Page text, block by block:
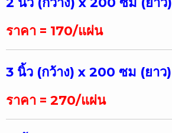
ราคา = 170/แผ่น
3 นิ้ว (กว้าง) x 200 ซม (ยาว)
ราคา = 270/แผ่น